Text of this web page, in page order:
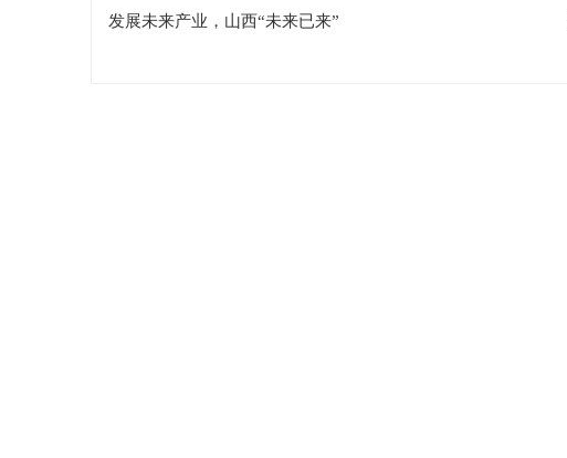
发展未来产业，山西“未来已来”